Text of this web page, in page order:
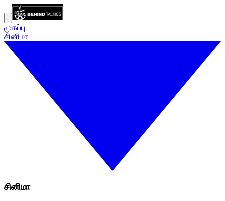
முகப்பு
சினிமா
சினிமா